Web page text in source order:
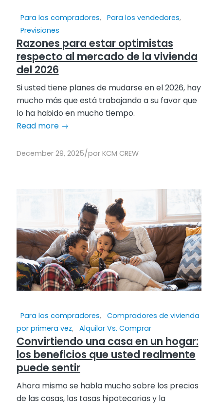
Para los compradores, Para los vendedores,
Previsiones
Razones para estar optimistas
respecto al mercado de la vivienda
del 2026
Si usted tiene planes de mudarse en el 2026, hay
mucho más que está trabajando a su favor que
lo ha habido en mucho tiempo.
Read more→
December 29, 2025/por KCM CREW
Para los compradores, Compradores de vivienda
por primera vez, Alquilar Vs. Comprar
Convirtiendo una casa en un hogar:
los beneficios que usted realmente
puede sentir
Ahora mismo se habla mucho sobre los precios
de las casas, las tasas hipotecarias y la